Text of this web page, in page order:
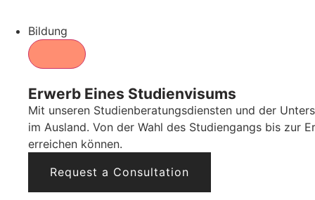
Bildung
Erwerb Eines Studienvisums
Mit unseren Studienberatungsdiensten und der
im Ausland. Von der Wahl des Studiengangs bis zur
erreichen können.
Request a Consultation